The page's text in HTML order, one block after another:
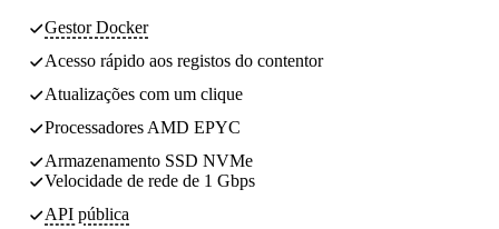
Gestor Docker
Acesso rápido aos registos do contentor
Atualizações com um clique
Processadores AMD EPYC
Armazenamento SSD NVMe
Velocidade de rede de 1 Gbps
API pública